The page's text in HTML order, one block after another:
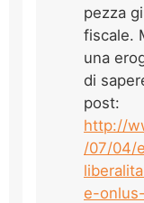
pezza
fiscale.
una
di
post:
http://
/07/04/
e-